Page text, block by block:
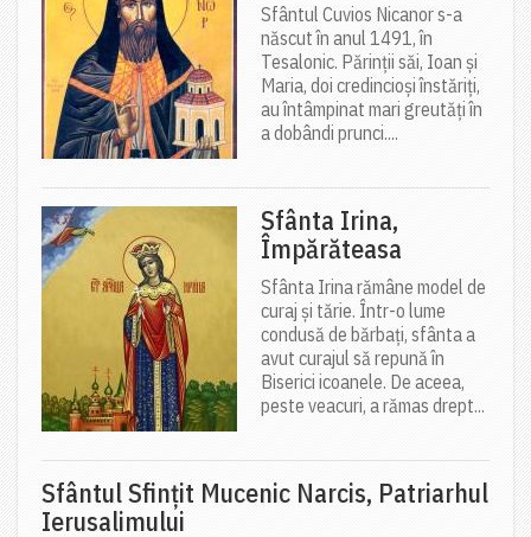
Sfântul Cuvios Nicanor s-a
născut în anul 1491, în
Tesalonic. Părinții săi, Ioan și
Maria, doi credincioși înstăriți,
au întâmpinat mari greutăți în
a dobândi prunci....
Sfânta Irina,
Împărăteasa
Sfânta Irina rămâne model de
curaj și tărie. Într-o lume
condusă de bărbați, sfânta a
avut curajul să repună în
Biserici icoanele. De aceea,
peste veacuri, a rămas drept...
Sfântul Sfinţit Mucenic Narcis, Patriarhul
Ierusalimului